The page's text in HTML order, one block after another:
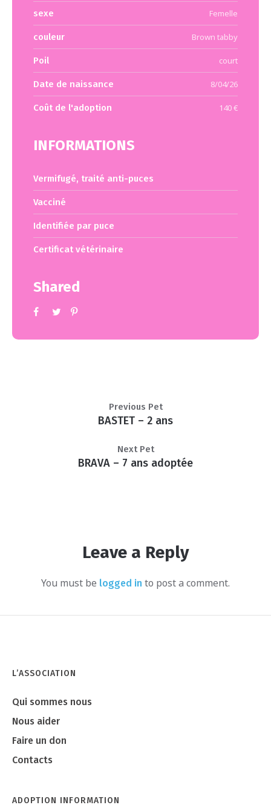
sexe Femelle
couleur Brown tabby
Poil court
Date de naissance 8/04/26
Coût de l'adoption 140 €
INFORMATIONS
Vermifugé, traité anti-puces
Vacciné
Identifiée par puce
Certificat vétérinaire
Shared
BASTET – 2 ans
Previous Pet
BRAVA – 7 ans adoptée
Next Pet
Leave a Reply
You must be logged in to post a comment.
L’ASSOCIATION
Qui sommes nous
Nous aider
Faire un don
Contacts
ADOPTION INFORMATION